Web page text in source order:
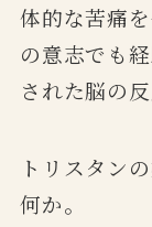
体的な苦痛
の意志でも
された脳の反
トリスタン
何か。